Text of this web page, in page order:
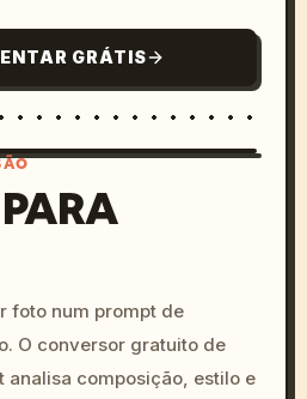
GRÁTIS
colors, 8k --v 6.0
foto num prompt de
O conversor gratuito de
analisa composição, estilo e